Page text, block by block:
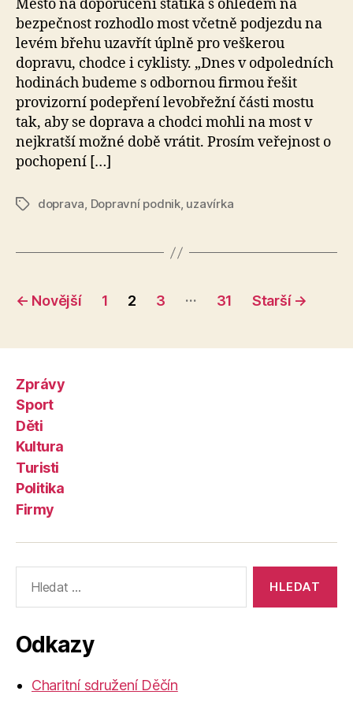
Město na doporučení statika s ohledem na
bezpečnost rozhodlo most včetně podjezdu na
levém břehu uzavřít úplně pro veškerou
dopravu, chodce i cyklisty. „Dnes v odpoledních
hodinách budeme s odbornou firmou řešit
provizorní podepření levobřežní části mostu
tak, aby se doprava a chodci mohli na most v
nejkratší možné době vrátit. Prosím veřejnost o
pochopení […]
Štítkydoprava, Dopravní podnik, uzavírka
Stránkování
← Novější 1 2 3 … 31 Starší →
Zprávy
Sport
Děti
Kultura
Turisti
Politika
Firmy
vyhledávání:
Odkazy
Charitní sdružení Děčín